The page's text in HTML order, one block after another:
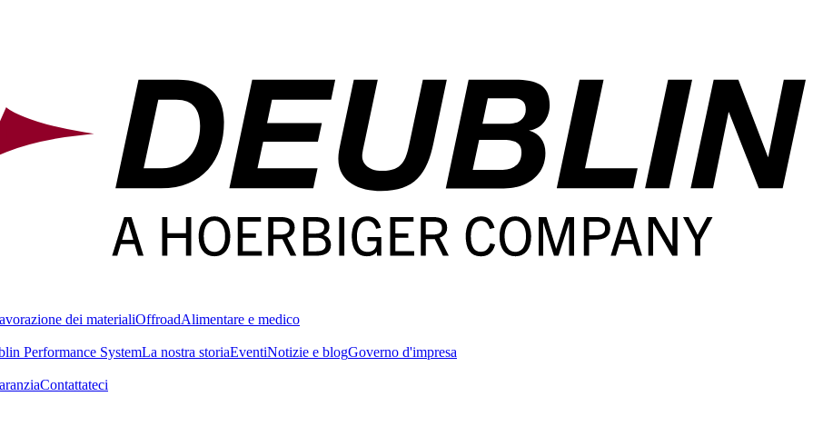
dei materialiOffroadAlimentare e medico
Performance SystemLa nostra storiaEventiNotizie e blogGoverno d'impresa
Contattateci